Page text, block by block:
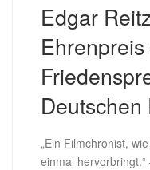
Edgar
Deutschen
„Ein Filmchronist,
einmal hervorbringt.“